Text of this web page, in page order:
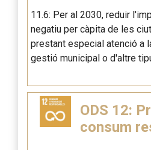
11.6: Per al 2030, reduir
negatiu per càpita de les
prestant especial atenció a
gestió municipal o d'altre
ODS 12:
consum